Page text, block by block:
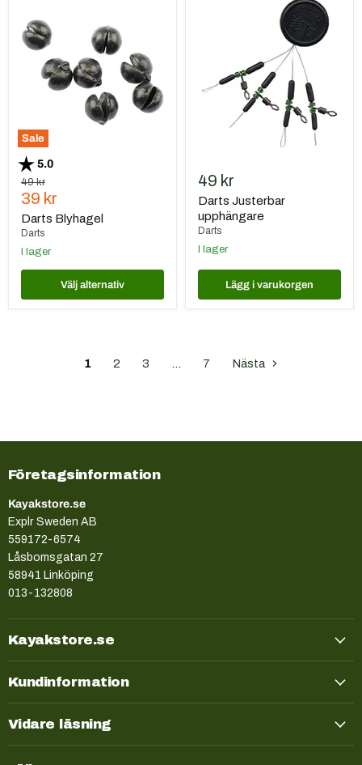
Sale
Betyg:
5.0
Ursprungspris
49 kr
Nuvarande
pris
39 kr
Darts Blyhagel
Darts
I lager
Välj alternativ
49 kr
Darts Justerbar
upphängare
Darts
I lager
Lägg i varukorgen
1 2 3 7 Nästa
Företagsinformation
Kayakstore.se
Explr Sweden AB
559172-6574
Låsbomsgatan 27
58941 Linköping
013-132808
Kayakstore.se
Kundinformation
Vidare läsning